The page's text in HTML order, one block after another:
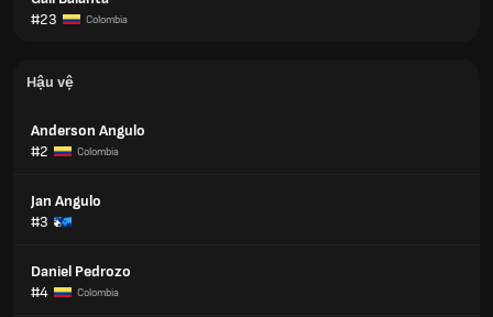
#23
Colombia
Hậu vệ
Anderson Angulo
#2
Colombia
Jan Angulo
#3
Daniel Pedrozo
#4
Colombia